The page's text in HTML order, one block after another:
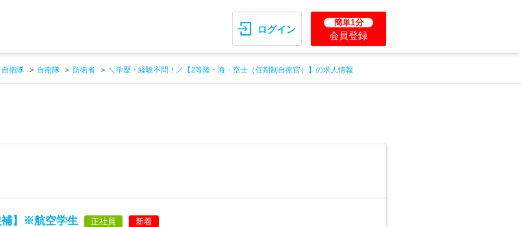
ログイン
簡単1分
会員登録
衛隊 自衛隊 防衛省 ＼学歴・経験不問！／【2等陸・海・空士（任期制自衛官）】の求人情報
補】※航空学生 正社員 新着